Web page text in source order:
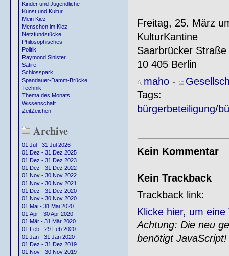
Kinder und Jugendliche
Kunst und Kultur
Mein Kiez
Menschen im Kiez
Netzfundstücke
Philosophisches
Politik
Raymond Sinister
Satire
Schlosspark
Spandauer-Damm-Brücke
Technik
Thema des Monats
Wissenschaft
ZeitZeichen
Archive
01.Jul - 31 Jul 2026
01.Dez - 31 Dez 2025
01.Dez - 31 Dez 2023
01.Dez - 31 Dez 2022
01.Nov - 30 Nov 2022
01.Nov - 30 Nov 2021
01.Dez - 31 Dez 2020
01.Nov - 30 Nov 2020
01.Mai - 31 Mai 2020
01.Apr - 30 Apr 2020
01.Mär - 31 Mär 2020
01.Feb - 29 Feb 2020
01.Jan - 31 Jan 2020
01.Dez - 31 Dez 2019
01.Nov - 30 Nov 2019
Freitag, 25. März
KulturKantine
Saarbrücker Straße
10 405 Berlin
maho-
Tags:
bürgerbeteiligung/
Kein Kommentar
Kein Trackback
Trackback link:
Klicke hier, um
Achtung: Die neu
benötigt JavaScript!